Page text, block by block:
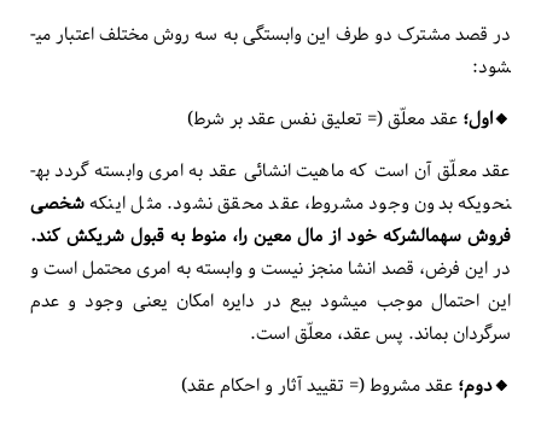
در قصد مشترک دو طرف این وابستگی به سه روش مختلف اعتبار می­
شود:
🔸️اول؛عقد معلّق (= تعلیق نفس عقد بر شرط)
عقد معلّق آن است که ماهیت انشائی عقد به امری وابسته گردد به­
نحوی­که بدون وجود مشروط، عقد محقق نشود. مثل این­کهشخصی
فروش سهم­الشرکه خود از مال معین را، منوط به قبول شریکش کند.
در این فرض، قصد انشا منجز نیست و وابسته به امری محتمل است و
این احتمال موجب می­شود بیع در دایره امکان یعنی وجود و عدم
سرگردان بماند. پس عقد، معلّق است.
🔸️دوم؛عقد مشروط (= تقیید آثار و احکام عقد)